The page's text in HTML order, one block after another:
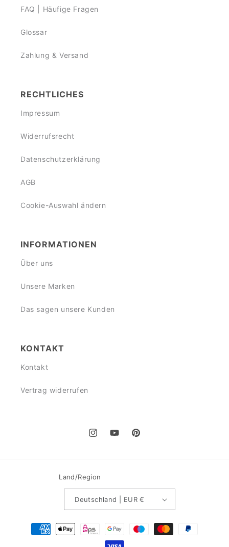
FAQ | Häufige Fragen
Glossar
Zahlung & Versand
RECHTLICHES
Impressum
Widerrufsrecht
Datenschutzerklärung
AGB
Cookie-Auswahl ändern
INFORMATIONEN
Über uns
Unsere Marken
Das sagen unsere Kunden
KONTAKT
Kontakt
Vertrag widerrufen
InstagramYouTubePinterest
Land/Region
Deutschland | EUR €
Zahlungsmethoden